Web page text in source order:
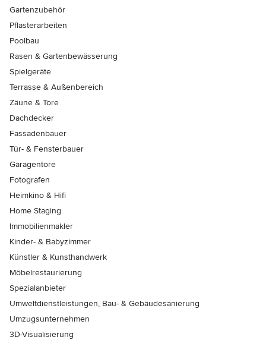
Gartenzubehör
Pflasterarbeiten
Poolbau
Rasen & Gartenbewässerung
Spielgeräte
Terrasse & Außenbereich
Zäune & Tore
Dachdecker
Fassadenbauer
Tür- & Fensterbauer
Garagentore
Fotografen
Heimkino & Hifi
Home Staging
Immobilienmakler
Kinder- & Babyzimmer
Künstler & Kunsthandwerk
Möbelrestaurierung
Spezialanbieter
Umweltdienstleistungen, Bau- & Gebäudesanierung
Umzugsunternehmen
3D-Visualisierung